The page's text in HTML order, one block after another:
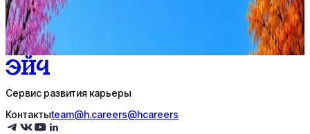
AI генерация сопроводительных писем
Сервис развития карьеры
Контактыteam@h.careers@hcareers